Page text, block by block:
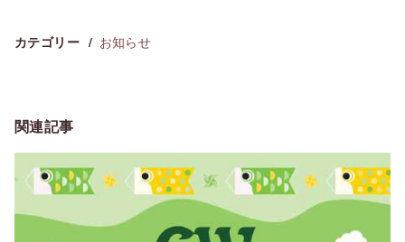
カテゴリー お知らせ
関連記事